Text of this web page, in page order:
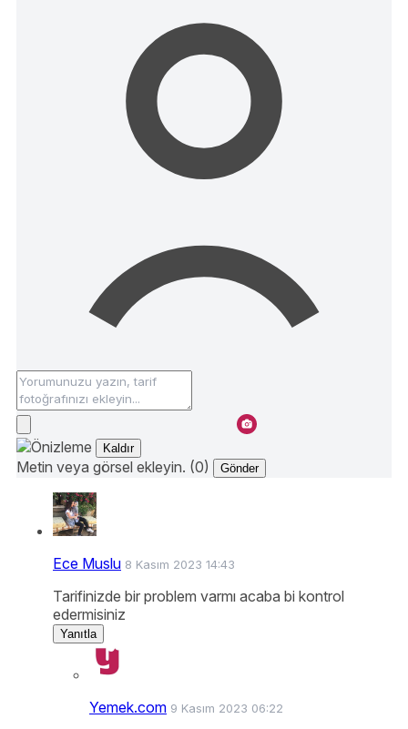
Kaldır
Metin veya görsel ekleyin. (0) Gönder
Ece Muslu 8 Kasım 2023 14:43
Tarifinizde bir problem varmı acaba bi kontrol
edermisiniz
Yanıtla
Yemek.com 9 Kasım 2023 06:22